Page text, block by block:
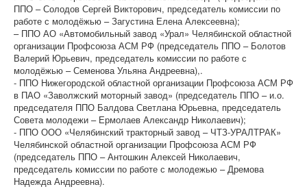
ППО – Солодов Сергей Викторович, председатель комиссии по
работе с молодёжью – Загустина Елена Алексеевна);
– ППО АО «Автомобильный завод «Урал» Челябинской областной
организации Профсоюза АСМ РФ (председатель ППО – Болотов
Валерий Юрьевич, председатель комиссии по работе с
молодёжью – Семенова Ульяна Андреевна),.
- ППО Нижегородской областной организации Профсоюза АСМ РФ
в ПАО «Заволжский моторный завод» (председатель ППО – и.о.
председателя ППО Балдова Светлана Юрьевна, председатель
Совета молодежи – Ермолаев Александр Николаевич);
- ППО ООО «Челябинский тракторный завод – ЧТЗ-УРАЛТРАК»
Челябинской областной организации Профсоюза АСМ РФ
(председатель ППО – Антошкин Алексей Николаевич,
председатель комиссии по работе с молодежью – Дремова
Надежда Андреевна).